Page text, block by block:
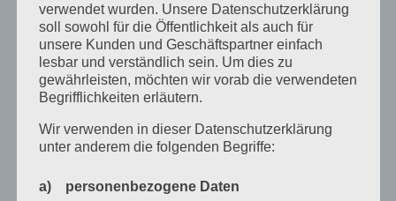
Oktober 2021
September 2021
Mai 2021
März 2021
Januar 2021
verwendet wurden. Unsere Datenschutzerklärung
soll sowohl für die Öffentlichkeit als auch für
unsere Kunden und Geschäftspartner einfach
lesbar und verständlich sein. Um dies zu
gewährleisten, möchten wir vorab die verwendeten
Begrifflichkeiten erläutern.
Wir verwenden in dieser Datenschutzerklärung
unter anderem die folgenden Begriffe:
a) personenbezogene Daten